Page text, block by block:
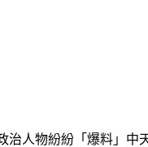
人物紛紛「爆料」